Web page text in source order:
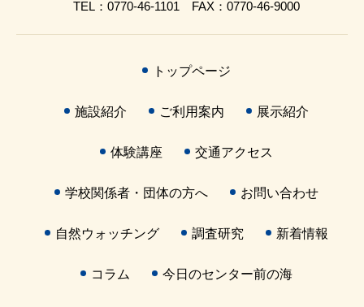
TEL：0770-46-1101 FAX：0770-46-9000
トップページ
施設紹介 ご利用案内 展示紹介
体験講座 交通アクセス
学校関係者・団体の方へ お問い合わせ
自然ウォッチング 調査研究 新着情報
コラム 今日のセンター前の海